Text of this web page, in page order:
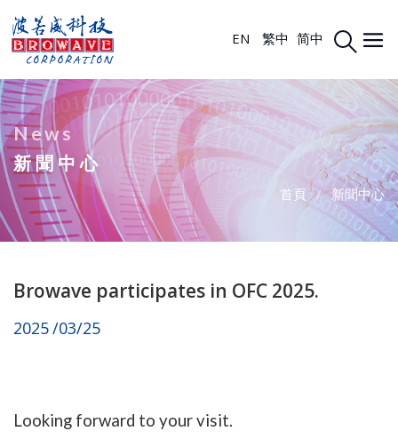
EN 繁中 简中
News
新聞中心
首頁 / 新聞中心
Browave participates in OFC 2025.
2025 03/25
Looking forward to your visit.